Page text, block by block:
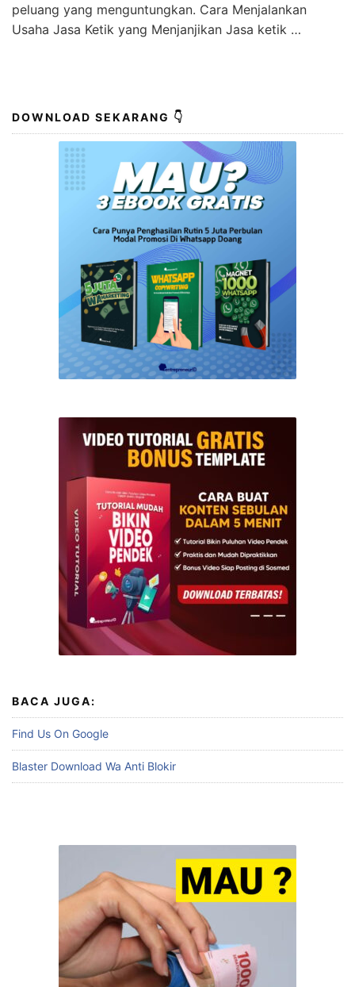
peluang yang menguntungkan. Cara Menjalankan
Usaha Jasa Ketik yang Menjanjikan Jasa ketik …
DOWNLOAD SEKARANG 👇
BACA JUGA:
Find Us On Google
Blaster Download Wa Anti Blokir